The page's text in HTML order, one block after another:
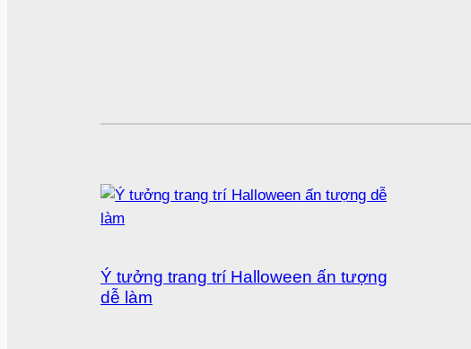
Ý tưởng trang trí Halloween ấn tượng
dễ làm